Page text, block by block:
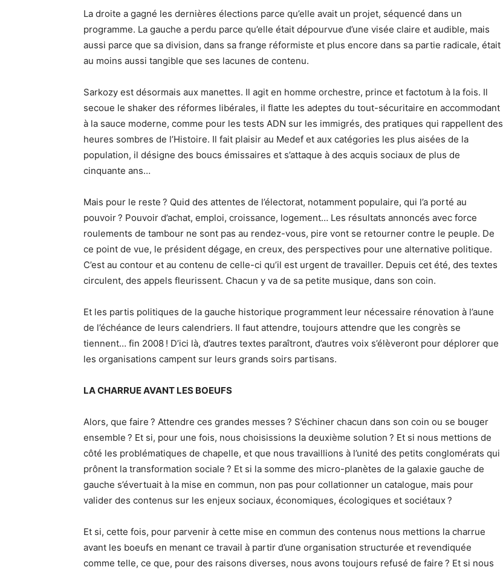
La droite a gagné les dernières élections parce qu’elle avait un projet, séquencé dans un
programme. La gauche a perdu parce qu’elle était dépourvue d’une visée claire et audible, mais
aussi parce que sa division, dans sa frange réformiste et plus encore dans sa partie radicale, était
au moins aussi tangible que ses lacunes de contenu.
Sarkozy est désormais aux manettes. Il agit en homme orchestre, prince et factotum à la fois. Il
secoue le shaker des réformes libérales, il flatte les adeptes du tout-sécuritaire en accommodant
à la sauce moderne, comme pour les tests ADN sur les immigrés, des pratiques qui rappellent des
heures sombres de l’Histoire. Il fait plaisir au Medef et aux catégories les plus aisées de la
population, il désigne des boucs émissaires et s’attaque à des acquis sociaux de plus de
cinquante ans…
Mais pour le reste ? Quid des attentes de l’électorat, notamment populaire, qui l’a porté au
pouvoir ? Pouvoir d’achat, emploi, croissance, logement… Les résultats annoncés avec force
roulements de tambour ne sont pas au rendez-vous, pire vont se retourner contre le peuple. De
ce point de vue, le président dégage, en creux, des perspectives pour une alternative politique.
C’est au contour et au contenu de celle-ci qu’il est urgent de travailler. Depuis cet été, des textes
circulent, des appels fleurissent. Chacun y va de sa petite musique, dans son coin.
Et les partis politiques de la gauche historique programment leur nécessaire rénovation à l’aune
de l’échéance de leurs calendriers. Il faut attendre, toujours attendre que les congrès se
tiennent… fin 2008 ! D’ici là, d’autres textes paraîtront, d’autres voix s’élèveront pour déplorer que
les organisations campent sur leurs grands soirs partisans.
LA CHARRUE AVANT LES BOEUFS
Alors, que faire ? Attendre ces grandes messes ? S’échiner chacun dans son coin ou se bouger
ensemble ? Et si, pour une fois, nous choisissions la deuxième solution ? Et si nous mettions de
côté les problématiques de chapelle, et que nous travaillions à l’unité des petits conglomérats qui
prônent la transformation sociale ? Et si la somme des micro-planètes de la galaxie gauche de
gauche s’évertuait à la mise en commun, non pas pour collationner un catalogue, mais pour
valider des contenus sur les enjeux sociaux, économiques, écologiques et sociétaux ?
Et si, cette fois, pour parvenir à cette mise en commun des contenus nous mettions la charrue
avant les boeufs en menant ce travail à partir d’une organisation structurée et revendiquée
comme telle, ce que, pour des raisons diverses, nous avons toujours refusé de faire ? Et si nous